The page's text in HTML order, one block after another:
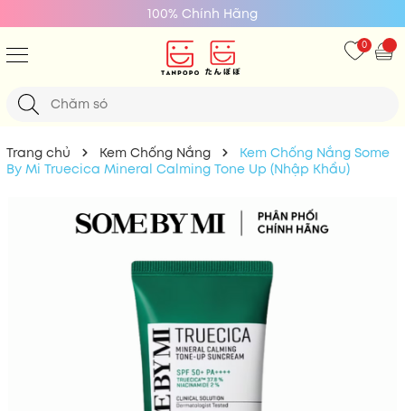
100% Chính Hãng
0
Trang chủ Kem Chống Nắng
Kem Chống Nắng Some
By Mi Truecica Mineral Calming Tone Up (Nhập Khẩu)